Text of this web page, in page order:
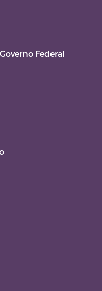
Federal